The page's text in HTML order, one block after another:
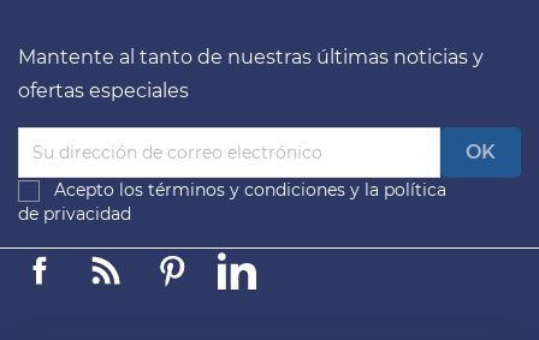
Mantente al tanto de nuestras últimas noticias y
ofertas especiales
Acepto los términos y condiciones y la política
de privacidad
FacebookLinkedinPinterest